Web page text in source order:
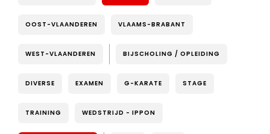
OOST-VLAANDEREN VLAAMS-BRABANT
WEST-VLAANDEREN BIJSCHOLING / OPLEIDING
DIVERSE EXAMEN G-KARATE STAGE
TRAINING WEDSTRIJD - IPPON